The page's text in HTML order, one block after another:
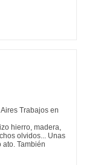
Trabajos en
hierro, madera,
olvidos... Unas
También